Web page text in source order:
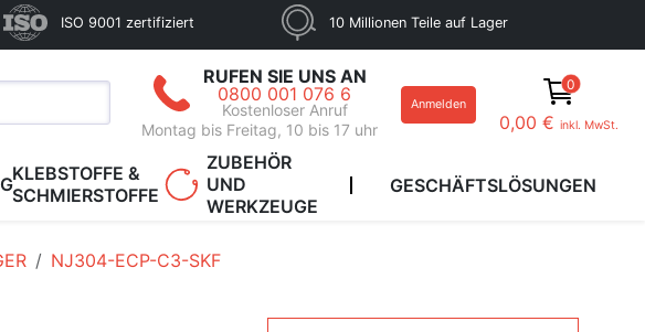
ISO 9001 zertifiziert 10 Millionen Teile auf Lager
RUFEN SIE UNS AN
0800 001 076 6
Kostenloser Anruf
Montag bis Freitag, 10 bis 17 uhr
Anmelden
0
0,00 € inkl. MwSt.
KLEBSTOFFE &
SCHMIERSTOFFE
ZUBEHÖR
UND
WERKZEUGE
GESCHÄFTSLÖSUNGEN
NJ304-ECP-C3-SKF